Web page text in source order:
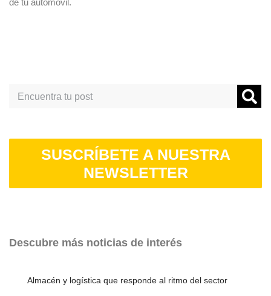
de tu automóvil.
Search
SUSCRÍBETE A NUESTRA
NEWSLETTER
Descubre más noticias de interés
Almacén y logística que responde al ritmo del sector